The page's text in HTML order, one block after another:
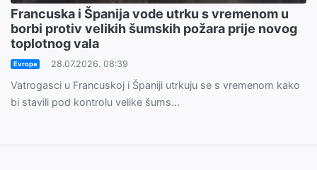
Francuska i Španija vode utrku s vremenom u
borbi protiv velikih šumskih požara prije novog
toplotnog vala
Evropa 28.07.2026. 08:39
Vatrogasci u Francuskoj i Španiji utrkuju se s vremenom kako
bi stavili pod kontrolu velike šums...